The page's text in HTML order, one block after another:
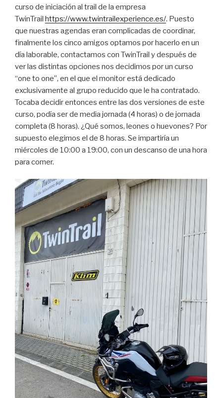
curso de iniciación al trail de la empresa
TwinTrail https://www.twintrailexperience.es/. Puesto
que nuestras agendas eran complicadas de coordinar,
finalmente los cinco amigos optamos por hacerlo en un
día laborable, contactamos con TwinTrail y después de
ver las distintas opciones nos decidimos por un curso
“one to one”, en el que el monitor está dedicado
exclusivamente al grupo reducido que le ha contratado.
Tocaba decidir entonces entre las dos versiones de este
curso, podía ser de media jornada (4 horas) o de jornada
completa (8 horas). ¿Qué somos, leones o huevones? Por
supuesto elegimos el de 8 horas. Se impartiría un
miércoles de 10:00 a 19:00, con un descanso de una hora
para comer.